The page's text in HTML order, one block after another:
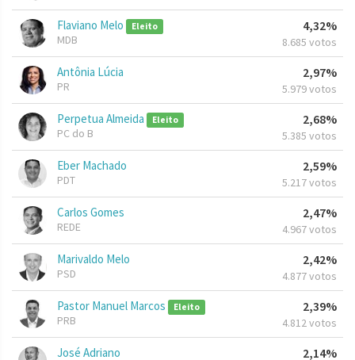
Flaviano Melo Eleito
MDB
4,32%
8.685 votos
Antônia Lúcia
PR
2,97%
5.979 votos
Perpetua Almeida Eleito
PC do B
2,68%
5.385 votos
Eber Machado
PDT
2,59%
5.217 votos
Carlos Gomes
REDE
2,47%
4.967 votos
Marivaldo Melo
PSD
2,42%
4.877 votos
Pastor Manuel Marcos Eleito
PRB
2,39%
4.812 votos
José Adriano 2,14%